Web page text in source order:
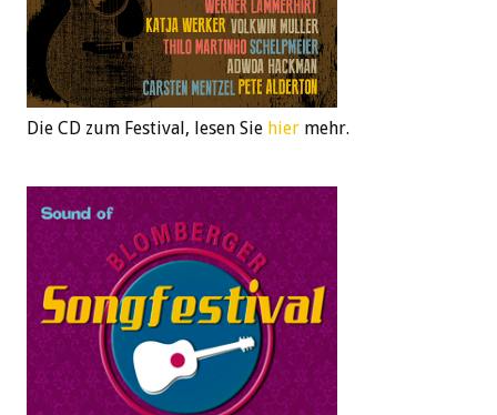
Die CD zum Festival, lesen Sie hier mehr.